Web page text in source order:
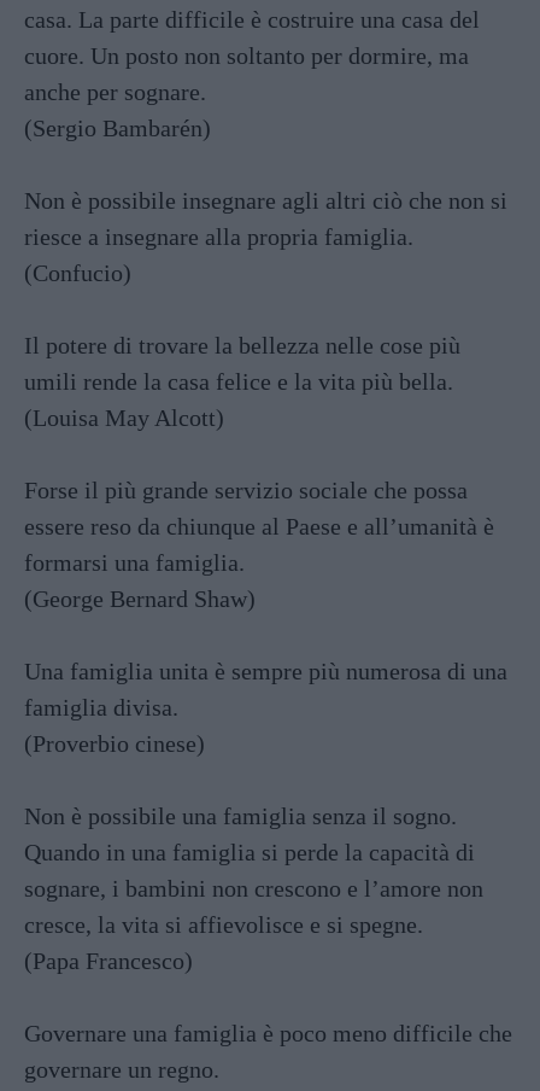
casa. La parte difficile è costruire una casa del
cuore. Un posto non soltanto per dormire, ma
anche per sognare.
(Sergio Bambarén)
Non è possibile insegnare agli altri ciò che non si
riesce a insegnare alla propria famiglia.
(Confucio)
Il potere di trovare la bellezza nelle cose più
umili rende la casa felice e la vita più bella.
(Louisa May Alcott)
Forse il più grande servizio sociale che possa
essere reso da chiunque al Paese e all’umanità è
formarsi una famiglia.
(George Bernard Shaw)
Una famiglia unita è sempre più numerosa di una
famiglia divisa.
(Proverbio cinese)
Non è possibile una famiglia senza il sogno.
Quando in una famiglia si perde la capacità di
sognare, i bambini non crescono e l’amore non
cresce, la vita si affievolisce e si spegne.
(Papa Francesco)
Governare una famiglia è poco meno difficile che
governare un regno.